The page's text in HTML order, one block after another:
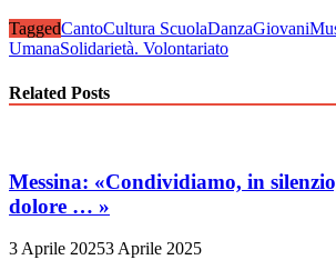
TaggedCantoCultura ScuolaDanzaGiovani
UmanaSolidarietà. Volontariato
Related Posts
Messina: «Condividiamo, in
dolore … »
3 Aprile 20253 Aprile 2025